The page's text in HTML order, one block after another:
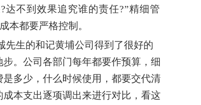
达不到效果追究谁的责任?”精细管
本都要严格控制。
先生的和记黄埔公司得到了很好的
。公司各部门每年都要作预算，细
多少，什么时候使用，都要交代清
本支出逐项调出来进行对比，看这